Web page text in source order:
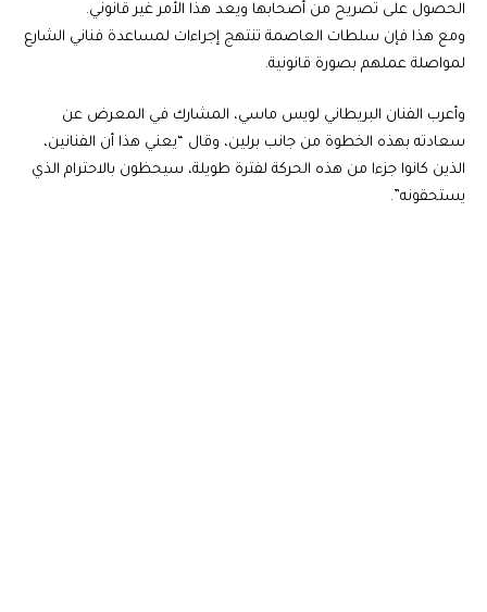
الحصول على تصريح من أصحابها ويعد هذا الأمر غير قانوني.
ومع هذا فإن سلطات العاصمة تنتهج إجراءات لمساعدة فناني الشارع
لمواصلة عملهم بصورة قانونية.
وأعرب الفنان البريطاني لويس ماسي، المشارك في المعرض عن
سعادته بهذه الخطوة من جانب برلين، وقال “يعني هذا أن الفنانين،
الذين كانوا جزءا من هذه الحركة لفترة طويلة، سيحظون بالاحترام الذي
يستحقونه”.